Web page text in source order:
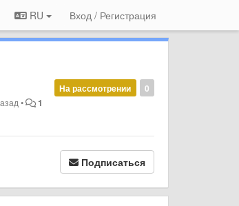
RU Вход / Регистрация
0
На рассмотрении
• 1
Подписаться